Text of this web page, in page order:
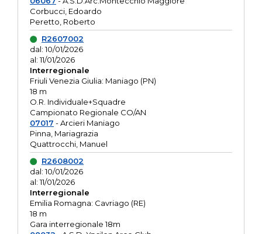
Corbucci, Edoardo
Peretto, Roberto
R2607002
dal: 10/01/2026
al: 11/01/2026
Interregionale
Friuli Venezia Giulia: Maniago (PN)
18 m
O.R. Individuale+Squadre
Campionato Regionale CO/AN
07017 - Arcieri Maniago
Pinna, Mariagrazia
Quattrocchi, Manuel
R2608002
dal: 10/01/2026
al: 11/01/2026
Interregionale
Emilia Romagna: Cavriago (RE)
18 m
Gara interregionale 18m